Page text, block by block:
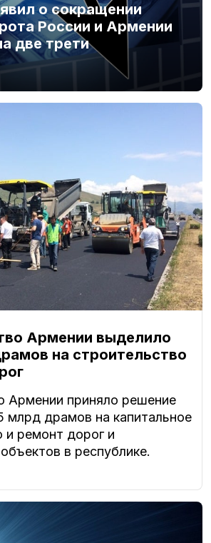
о сокращении
России и Армении
две трети
Армении выделило
на строительство
Армении приняло решение
млрд драмов на капитальное
и ремонт дорог и
в республике.